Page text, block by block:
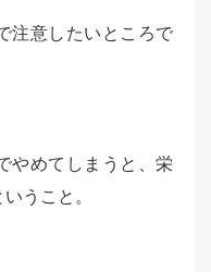
注意したいところで
やめてしまうと、栄
うこと。